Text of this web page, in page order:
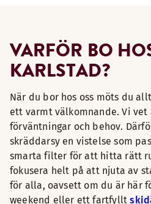
VARFÖR BO
KARLSTAD?
När du bor hos oss möts du
ett varmt välkomnande. Vi
förväntningar och behov.
skräddarsy en vistelse som
smarta filter för att hitta rätt
fokusera helt på att njuta av
för alla, oavsett om du är här
weekend eller ett fartfyllt